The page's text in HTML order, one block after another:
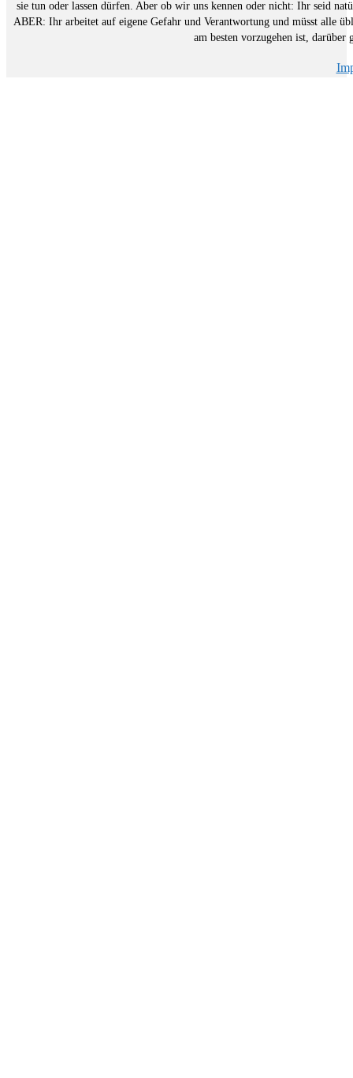
sie tun oder lassen dürfen. Aber ob wir uns kennen oder nicht: Ihr seid
ABER: Ihr arbeitet auf eigene Gefahr und Verantwortung und müsst alle
am besten vorzugehen ist,